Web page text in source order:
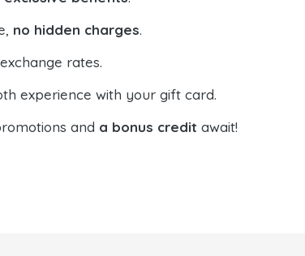
no hidden charges.
rates.
experience with your gift card.
and a bonus credit await!